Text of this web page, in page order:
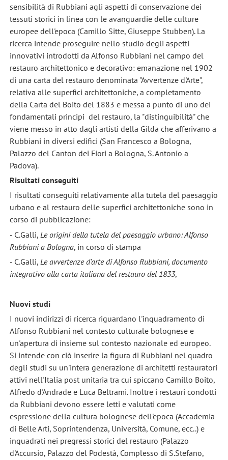
sensibilità di Rubbiani agli aspetti di conservazione dei
tessuti storici in linea con le avanguardie delle culture
europee dell'epoca (Camillo Sitte, Giuseppe Stubben). La
ricerca intende proseguire nello studio degli aspetti
innovativi introdotti da Alfonso Rubbiani nel campo del
restauro architettonico e decorativo: emanazione nel 1902
di una carta del restauro denominata "Avvertenze d'Arte",
relativa alle superfici architettoniche, a completamento
della Carta del Boito del 1883 e messa a punto di uno dei
fondamentali principi del restauro, la "distinguibilità" che
viene messo in atto dagli artisti della Gilda che afferivano a
Rubbiani in diversi edifici (San Francesco a Bologna,
Palazzo del Canton dei Fiori a Bologna, S. Antonio a
Padova).
Risultati conseguiti
I risultati conseguiti relativamente alla tutela del paesaggio
urbano e al restauro delle superfici architettoniche sono in
corso di pubblicazione:
- C.Galli, Le origini della tutela del paesaggio urbano: Alfonso
Rubbiani a Bologna, in corso di stampa
- C.Galli, Le avvertenze d'arte di Alfonso Rubbiani, documento
integrativo alla carta italiana del restauro del 1833,
Nuovi studi
I nuovi indirizzi di ricerca riguardano l'inquadramento di
Alfonso Rubbiani nel contesto culturale bolognese e
un'apertura di insieme sul contesto nazionale ed europeo.
Si intende con ciò inserire la figura di Rubbiani nel quadro
degli studi su un'intera generazione di architetti restauratori
attivi nell'Italia post unitaria tra cui spiccano Camillo Boito,
Alfredo d'Andrade e Luca Beltrami. Inoltre i restauri condotti
da Rubbiani devono essere letti e valutati come
espressione della cultura bolognese dell'epoca (Accademia
di Belle Arti, Soprintendenza, Università, Comune, ecc..) e
inquadrati nei pregressi storici del restauro (Palazzo
d'Accursio, Palazzo del Podestà, Complesso di S.Stefano,